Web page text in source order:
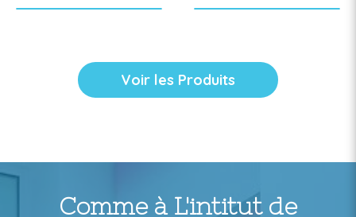
Voir les Produits
Comme à L'intitut de